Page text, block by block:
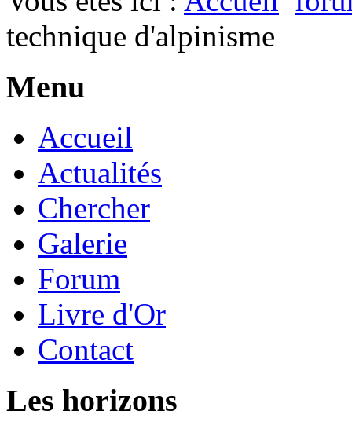
technique d'alpinisme
Menu
Accueil
Actualités
Chercher
Galerie
Forum
Livre d'Or
Contact
Les horizons